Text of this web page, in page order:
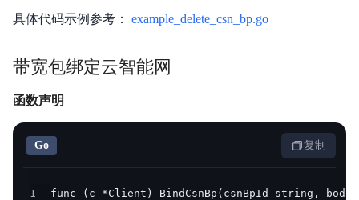
具体代码示例参考： example_delete_csn_bp.go
带宽包绑定云智能网
函数声明
Go 复制
1 func (c *Client) BindCsnBp(csnBpId string,